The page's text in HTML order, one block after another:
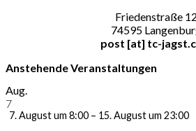
Friedenstraße 12
74595
post [at] tc-
Anstehende Veranstaltungen
Aug.
7
7. August um 8:00 – 15. August um 23:00